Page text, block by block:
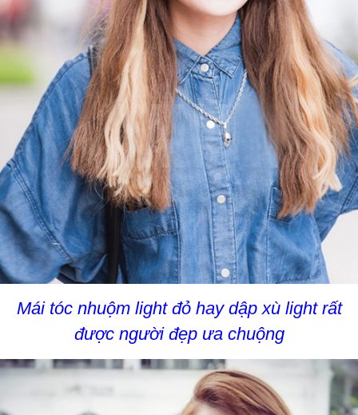
Mái tóc nhuộm light đỏ hay dập xù light rất
được người đẹp ưa chuộng